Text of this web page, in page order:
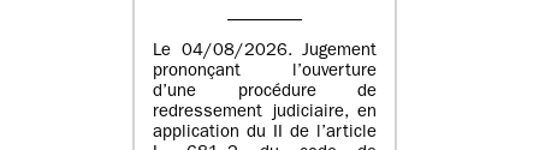
Le 04/08/2026. Jugement
prononçant l’ouverture
d’une procédure de
redressement judiciaire, en
application du II de l’article